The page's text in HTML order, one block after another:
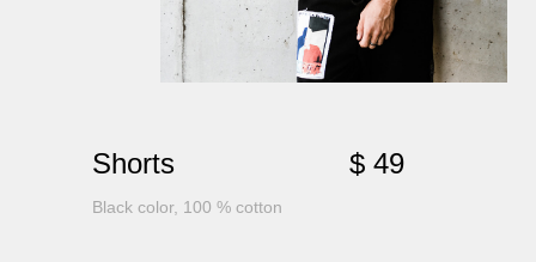
Shorts
Black color, 100 % cotton
$ 49